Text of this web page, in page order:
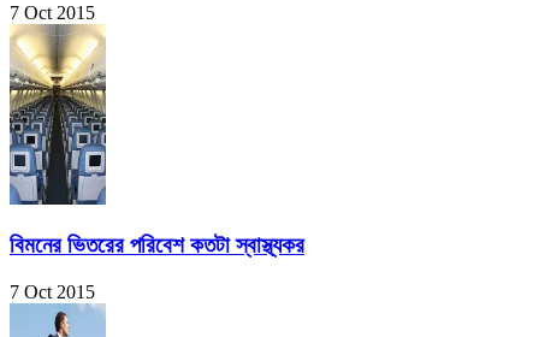
7 Oct 2015
বিমনের ভিতরের পরিবেশ কতটা স্বাস্থ্যকর
7 Oct 2015